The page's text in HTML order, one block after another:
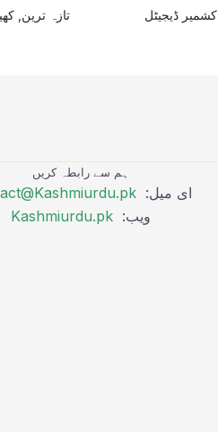
,کشمیر ڈیجیٹل تازہ ترین ,
ہم سے رابطہ کریں
ای میل:
ویب: Kashmiurdu.pk